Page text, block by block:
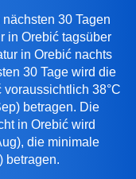
30 Tagen
in Orebić tagsüber
in Orebić nachts
30 Tage wird die
38°C
betragen. Die
in Orebić wird
die minimale
betragen.